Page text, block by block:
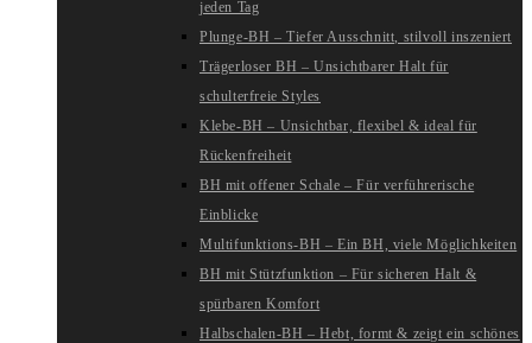
jeden Tag
Plunge-BH – Tiefer Ausschnitt, stilvoll inszeniert
Trägerloser BH – Unsichtbarer Halt für
schulterfreie Styles
Klebe-BH – Unsichtbar, flexibel & ideal für
Rückenfreiheit
BH mit offener Schale – Für verführerische
Einblicke
Multifunktions-BH – Ein BH, viele Möglichkeiten
BH mit Stützfunktion – Für sicheren Halt &
spürbaren Komfort
Halbschalen-BH – Hebt, formt & zeigt ein schönes